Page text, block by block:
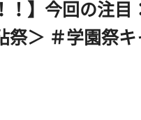
！】今回の注目
祭＞ ＃学園祭